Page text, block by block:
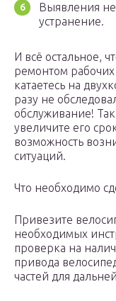
Выявления
устранение.
И всё остальное,
ремонтом
катаетесь на
разу не
обслуживание!
увеличите его
возможность
ситуаций.
Что необходимо
Привезите
необходимых
проверка на
привода
частей для